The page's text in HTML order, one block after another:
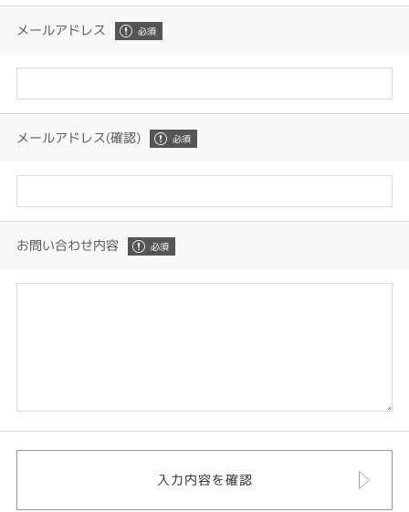
メールアドレス
メールアドレス(確認)
お問い合わせ内容